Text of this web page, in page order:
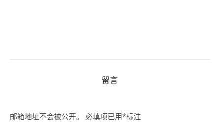
留言
邮箱地址不会被公开。 必填项已用*标注